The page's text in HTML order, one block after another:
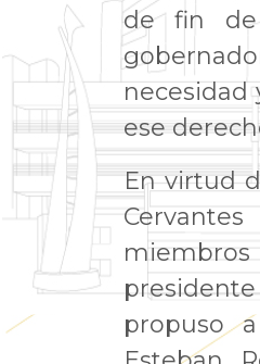
de fin de
necesidad
ese
En virtud
propuso